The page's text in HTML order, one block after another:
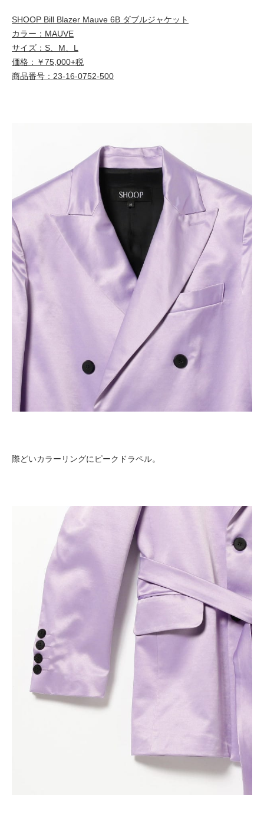
SHOOP Bill Blazer Mauve 6B ダブルジャケット
カラー：MAUVE
サイズ：S、M、L
価格：￥75,000+税
商品番号：23-16-0752-500
際どいカラーリングにピークドラペル。